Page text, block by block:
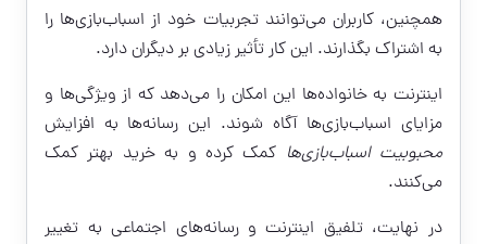
همچنین، کاربران می‌توانند تجربیات خود از اسباب‌بازی‌ها را
به اشتراک بگذارند. این کار تأثیر زیادی بر دیگران دارد.
اینترنت به خانواده‌ها این امکان را می‌دهد که از ویژگی‌ها و
مزایای اسباب‌بازی‌ها آگاه شوند. این رسانه‌ها به افزایش
محبوبیت اسباب‌بازی‌ها کمک کرده و به خرید بهتر کمک
می‌کنند.
در نهایت، تلفیق اینترنت و رسانه‌های اجتماعی به تغییر